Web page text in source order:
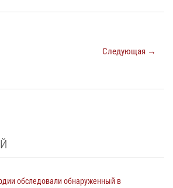
Следующая →
обследовали обнаруженный в